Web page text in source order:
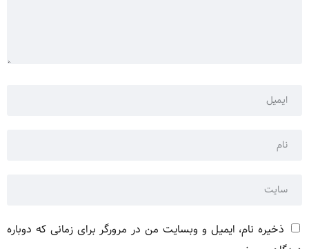
ذخیره نام، ایمیل و وبسایت من در مرورگر برای زمانی که دوباره